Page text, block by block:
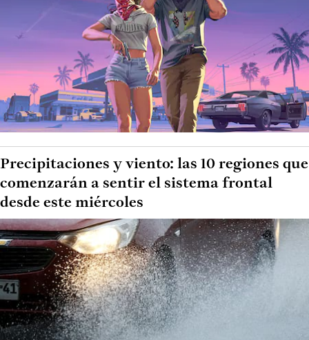
Precipitaciones y viento: las 10 regiones que
comenzarán a sentir el sistema frontal
desde este miércoles